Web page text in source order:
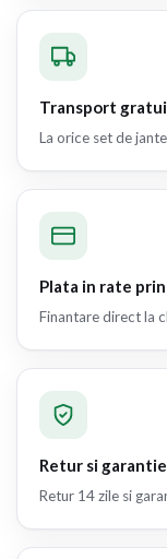
Transport
La orice set de
Plata in rate
Finantare direct la
Retur si garantie
Retur 14 zile si